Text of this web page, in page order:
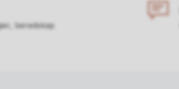
beredskap